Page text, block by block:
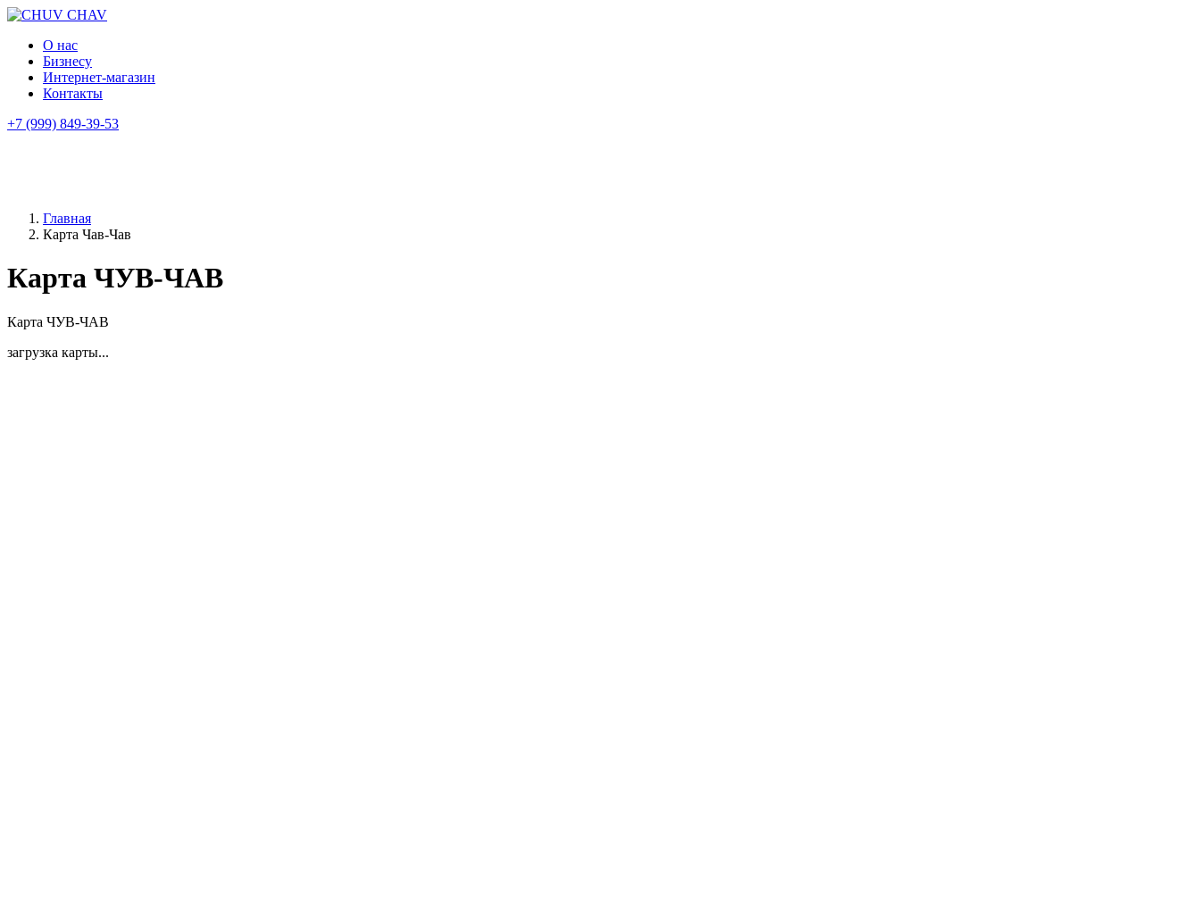
О нас
Бизнесу
Интернет-магазин
Контакты
+7 (999) 849-39-53
Главная
Карта Чав-Чав
Карта ЧУВ-ЧАВ
Карта ЧУВ-ЧАВ
загрузка карты...